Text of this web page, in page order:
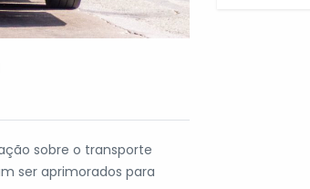
sobre o transporte
ser aprimorados para